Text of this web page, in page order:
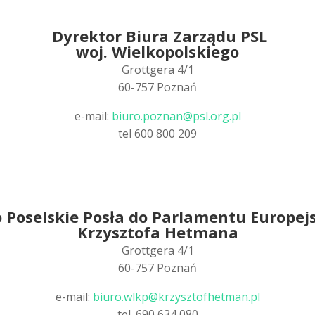
Dyrektor Biura Zarządu PSL
woj. Wielkopolskiego
Grottgera 4/1
60-757 Poznań
e-mail: biuro.poznan@psl.org.pl
tel 600 800 209
Poselskie Posła do Parlamentu
Krzysztofa Hetmana
Grottgera 4/1
60-757 Poznań
e-mail: biuro.wlkp@krzysztofhetman.pl